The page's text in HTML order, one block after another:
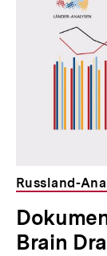
Russland-
Brain